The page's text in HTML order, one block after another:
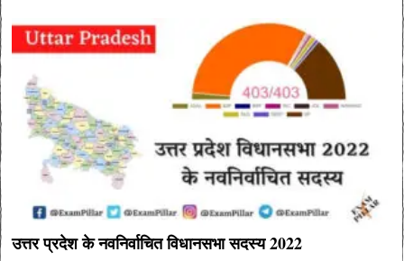
उत्तर प्रदेश के नवनिर्वाचित विधानसभा सदस्य 2022